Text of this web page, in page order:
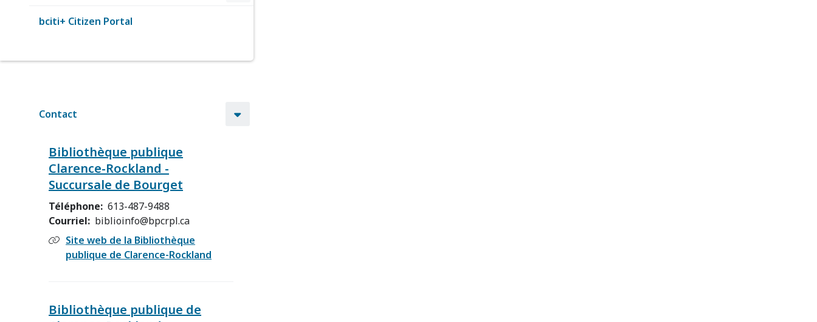
bciti+ Citizen Portal
Contact
Bibliothèque publique
Clarence-Rockland -
Succursale de Bourget
Téléphone 613-487-9488
Courriel
biblioinfo@bpcrpl.ca
Site web de la Bibliothèque
publique de Clarence-Rockland
Bibliothèque publique de